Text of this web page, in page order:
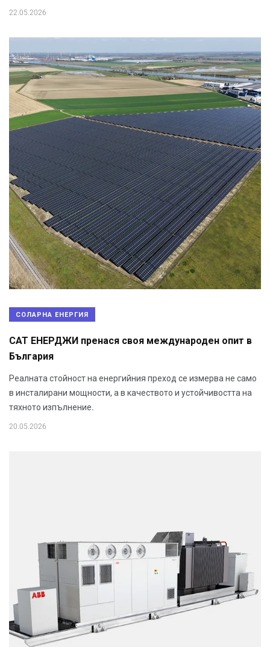
22.05.2026
СОЛАРНА ЕНЕРГИЯ
САТ ЕНЕРДЖИ пренася своя международен опит в
България
Реалната стойност на енергийния преход се измерва не само
в инсталирани мощности, а в качеството и устойчивостта на
тяхното изпълнение.
20.05.2026